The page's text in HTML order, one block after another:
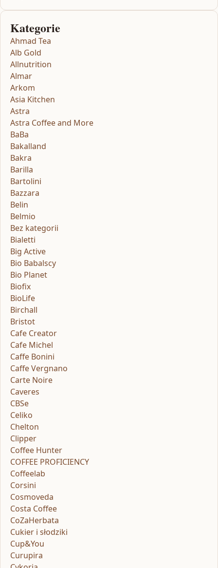
Kategorie
Ahmad Tea
Alb Gold
Allnutrition
Almar
Arkom
Asia Kitchen
Astra
Astra Coffee and More
BaBa
Bakalland
Bakra
Barilla
Bartolini
Bazzara
Belin
Belmio
Bez kategorii
Bialetti
Big Active
Bio Babalscy
Bio Planet
Biofix
BioLife
Birchall
Bristot
Cafe Creator
Cafe Michel
Caffe Bonini
Caffe Vergnano
Carte Noire
Caveres
CBSe
Celiko
Chelton
Clipper
Coffee Hunter
COFFEE PROFICIENCY
Coffeelab
Corsini
Cosmoveda
Costa Coffee
CoZaHerbata
Cukier i słodziki
Cup&You
Curupira